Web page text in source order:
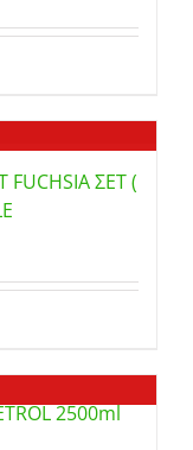
ΣΕΤ (
2500ml